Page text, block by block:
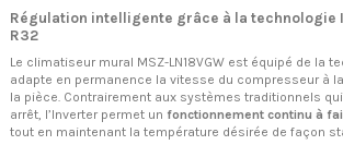
Régulation intelligente grâce à la technologie
R32
Le climatiseur mural MSZ-LN18VGW est équipé de la
adapte en permanence la vitesse du compresseur à
la pièce. Contrairement aux systèmes traditionnels
arrêt, l’Inverter permet un fonctionnement continu à
tout en maintenant la température désirée de façon